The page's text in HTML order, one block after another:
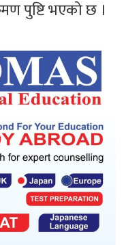
पुष्टि भएको छ ।